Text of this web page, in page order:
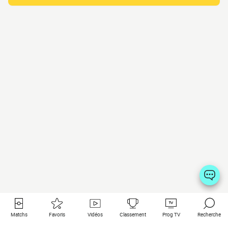
Matchs Favoris Vidéos Classement Prog TV Recherche